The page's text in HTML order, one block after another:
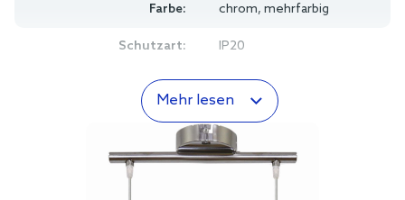
Farbe: chrom, mehrfarbig
Schutzart: IP20
Mehr lesen